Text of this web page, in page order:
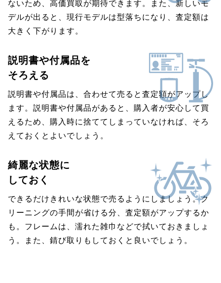
ないため、高価買取が期待できます。また、新しいモ
デルが出ると、現行モデルは型落ちになり、査定額は
大きく下がります。
説明書や付属品を
そろえる
説明書や付属品は、合わせて売ると査定額がアップし
ます。説明書や付属品があると、購入者が安心して買
えるため、購入時に捨ててしまっていなければ、そろ
えておくとよいでしょう。
綺麗な状態に
しておく
できるだけきれいな状態で売るようにしましょう。ク
リーニングの手間が省ける分、査定額がアップするか
も。フレームは、濡れた雑巾などで拭いておきましょ
う。また、錆び取りもしておくと良いでしょう。